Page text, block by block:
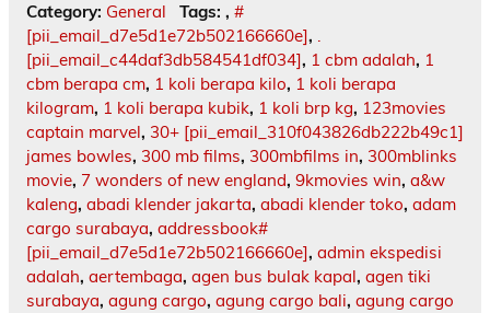
Category: General Tags: , #
[pii_email_d7e5d1e72b502166660e], .
[pii_email_c44daf3db584541df034], 1 cbm adalah, 1
cbm berapa cm, 1 koli berapa kilo, 1 koli berapa
kilogram, 1 koli berapa kubik, 1 koli brp kg, 123movies
captain marvel, 30+ [pii_email_310f043826db222b49c1]
james bowles, 300 mb films, 300mbfilms in, 300mblinks
movie, 7 wonders of new england, 9kmovies win, a&w
kaleng, abadi klender jakarta, abadi klender toko, adam
cargo surabaya, addressbook#
[pii_email_d7e5d1e72b502166660e], admin ekspedisi
adalah, aertembaga, agen bus bulak kapal, agen tiki
surabaya, agung cargo, agung cargo bali, agung cargo